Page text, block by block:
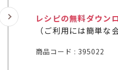
レシピの無料ダウン
（ご利用には簡単な
商品コード 395022